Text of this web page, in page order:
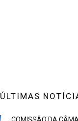
ÚLTIMAS
COMISSÃO DA